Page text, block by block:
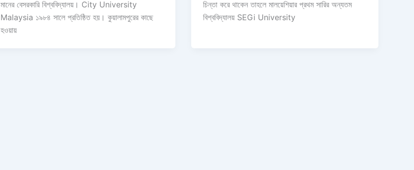
মানের বেসরকারি বিশ্ববিদ্যালয়। City University
Malaysia ১৯৮৪ সালে প্রতিষ্ঠিত হয়। কুয়ালামপুরের কাছে
হওয়ায়
চিন্তা করে থাকেন তাহলে মালয়েশিয়ার প্রথম সারির অন্যতম
বিশ্ববিদ্যালয় SEGi University